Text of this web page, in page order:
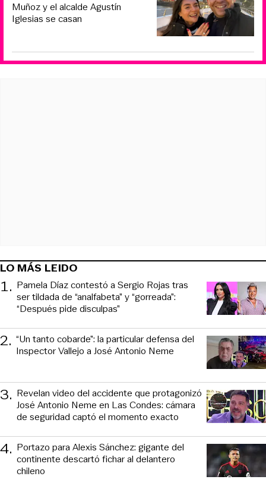
Muñoz y el alcalde Agustín
Iglesias se casan
LO MÁS LEIDO
1. Pamela Díaz contestó a Sergio Rojas tras
ser tildada de “analfabeta” y “gorreada”:
“Después pide disculpas”
2. “Un tanto cobarde”: la particular defensa del
Inspector Vallejo a José Antonio Neme
3. Revelan video del accidente que protagonizó
José Antonio Neme en Las Condes: cámara
de seguridad captó el momento exacto
4. Portazo para Alexis Sánchez: gigante del
continente descartó fichar al delantero
chileno